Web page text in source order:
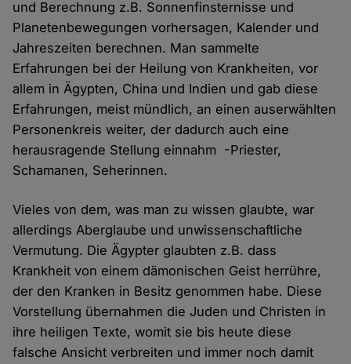
und Berechnung z.B. Sonnenfinsternisse und
Planetenbewegungen vorhersagen, Kalender und
Jahreszeiten berechnen. Man sammelte
Erfahrungen bei der Heilung von Krankheiten, vor
allem in Ägypten, China und Indien und gab diese
Erfahrungen, meist mündlich, an einen auserwählten
Personenkreis weiter, der dadurch auch eine
herausragende Stellung einnahm -Priester,
Schamanen, Seherinnen.
Vieles von dem, was man zu wissen glaubte, war
allerdings Aberglaube und unwissenschaftliche
Vermutung. Die Ägypter glaubten z.B. dass
Krankheit von einem dämonischen Geist herrühre,
der den Kranken in Besitz genommen habe. Diese
Vorstellung übernahmen die Juden und Christen in
ihre heiligen Texte, womit sie bis heute diese
falsche Ansicht verbreiten und immer noch damit